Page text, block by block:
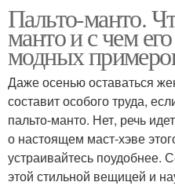
Пальто-манто.
манто и с чем
модных
Даже осенью оставаться
составит особого труда,
пальто-манто. Нет, речь
о настоящем маст-хэве
устраивайтесь поудобнее.
этой стильной вещицей и